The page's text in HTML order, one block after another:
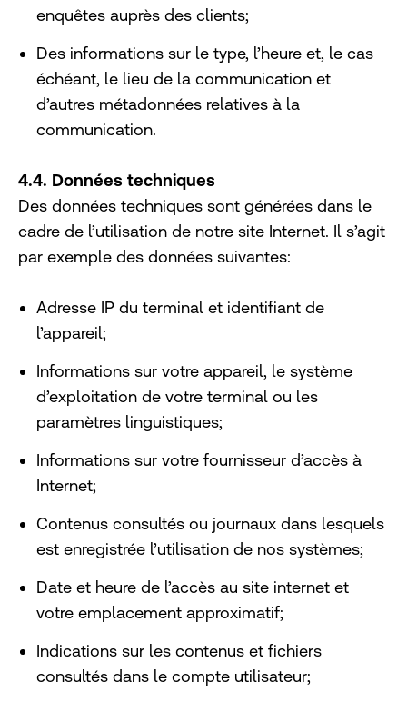
enquêtes auprès des clients;
Des informations sur le type, l’heure et, le cas
échéant, le lieu de la communication et
d’autres métadonnées relatives à la
communication.
4.4. Données techniques
Des données techniques sont générées dans le
cadre de l’utilisation de notre site Internet. Il s’agit
par exemple des données suivantes:
Adresse IP du terminal et identifiant de
l’appareil;
Informations sur votre appareil, le système
d’exploitation de votre terminal ou les
paramètres linguistiques;
Informations sur votre fournisseur d’accès à
Internet;
Contenus consultés ou journaux dans lesquels
est enregistrée l’utilisation de nos systèmes;
Date et heure de l’accès au site internet et
votre emplacement approximatif;
Indications sur les contenus et fichiers
consultés dans le compte utilisateur;